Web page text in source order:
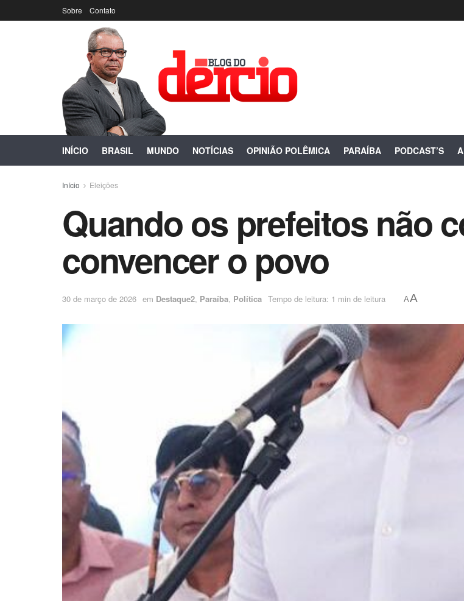
Sobre Contato
INÍCIO BRASIL MUNDO NOTÍCIAS OPINIÃO POLÊMICA PARAÍBA PODCAST’S
Início Eleições
Quando os prefeitos não
convencer o povo
30 de março de 2026 em Destaque2, Paraíba, Política Tempo de leitura: 1 min de leitura AA